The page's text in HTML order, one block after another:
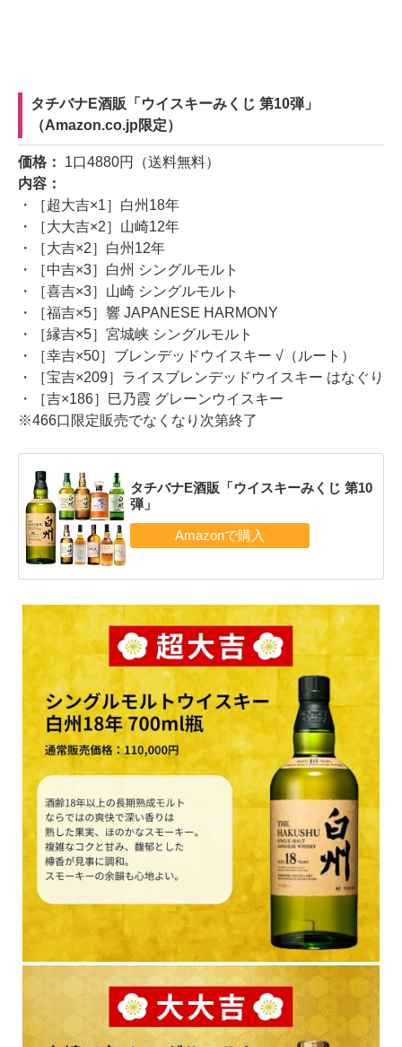
タチバナE酒販「ウイスキーみくじ 第10弾」
（Amazon.co.jp限定）
価格： 1口4880円（送料無料）
内容：
・［超大吉×1］白州18年
・［大大吉×2］山崎12年
・［大吉×2］白州12年
・［中吉×3］白州 シングルモルト
・［喜吉×3］山崎 シングルモルト
・［福吉×5］響 JAPANESE HARMONY
・［縁吉×5］宮城峡 シングルモルト
・［幸吉×50］ブレンデッドウイスキー √（ルート）
・［宝吉×209］ライスブレンデッドウイスキー はなぐり
・［吉×186］巳乃霞 グレーンウイスキー
※466口限定販売でなくなり次第終了
タチバナE酒販「ウイスキーみくじ 第10
弾」